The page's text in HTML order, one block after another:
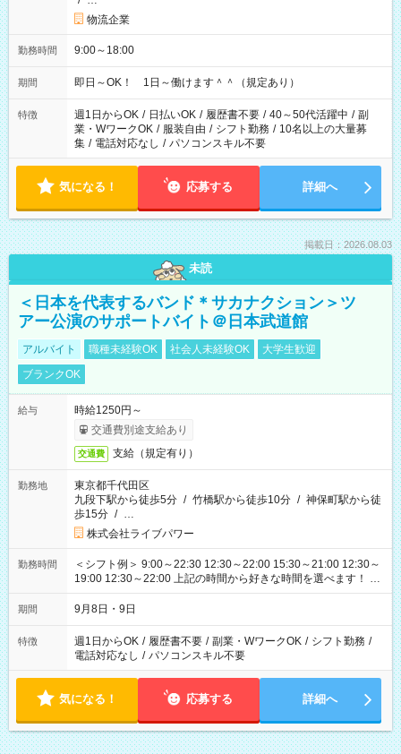
物流企業
勤務時間 9:00～18:00
期間 即日～OK！ 1日～働けます＾＾（規定あり）
特徴 週1日からOK / 日払いOK / 履歴書不要 / 40～50代活躍中 / 副
業・WワークOK / 服装自由 / シフト勤務 / 10名以上の大量募
集 / 電話対応なし / パソコンスキル不要
気になる！ 応募する 詳細へ
掲載日：2026.08.03
未読
＜日本を代表するバンド＊サカナクション＞ツ
アー公演のサポートバイト＠日本武道館
アルバイト 職種未経験OK 社会人未経験OK
大学生歓迎
ブランクOK
給与
時給1250円～
交通費別途支給あり
交通費 支給（規定有り）
勤務地
東京都千代田区
九段下駅から徒歩5分 / 竹橋駅から徒歩10分 / 神保町駅から徒
歩15分 / …
株式会社ライブパワー
勤務時間
＜シフト例＞ 9:00～22:30 12:30～22:00 15:30～21:00 12:30～
19:00 12:30～22:00 上記の時間から好きな時間を選べます！ ※
時間は変更となる可能性があります
期間 9月8日・9日
特徴 週1日からOK / 履歴書不要 / 副業・WワークOK / シフト勤務 /
電話対応なし / パソコンスキル不要
気になる！ 応募する 詳細へ